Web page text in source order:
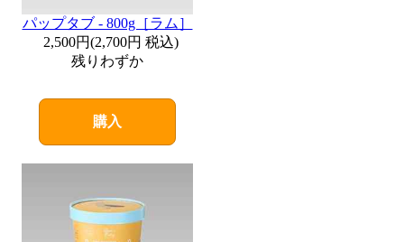
パップタブ - 800g［ラム］
2,500円(2,700円 税込)
残りわずか
購入